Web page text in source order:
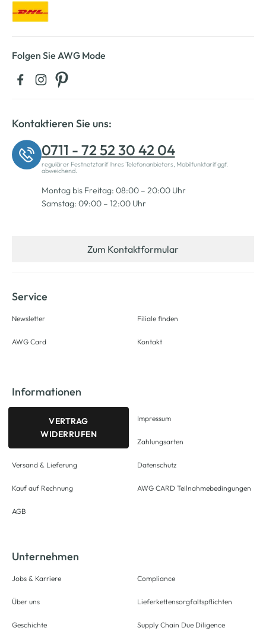
Folgen Sie AWG Mode
Kontaktieren Sie uns:
0711 - 72 52 30 42 04
regulärer Festnetztarif Ihres Telefonanbieters, Mobilfunktarif ggf.
abweichend.
Montag bis Freitag: 08:00 – 20:00 Uhr
Samstag: 09:00 – 12:00 Uhr
Zum Kontaktformular
Service
Newsletter
AWG Card
Filiale finden
Kontakt
Informationen
VERTRAG
WIDERRUFEN
Versand & Lieferung
Kauf auf Rechnung
AGB
Impressum
Zahlungsarten
Datenschutz
AWG CARD Teilnahmebedingungen
Unternehmen
Jobs & Karriere
Über uns
Geschichte
Compliance
Lieferkettensorgfaltspflichten
Supply Chain Due Diligence